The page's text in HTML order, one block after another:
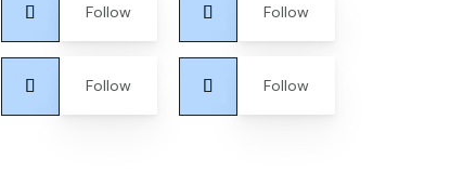
Follow Follow
Follow Follow